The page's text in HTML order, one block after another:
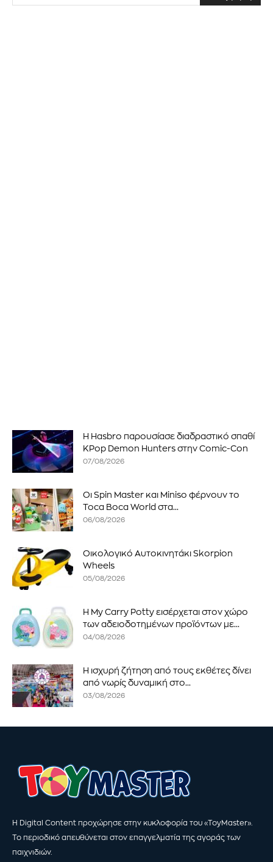
Η Hasbro παρουσίασε διαδραστικό σπαθί
KPop Demon Hunters στην Comic-Con
07/08/2026
Οι Spin Master και Miniso φέρνουν το
Toca Boca World στα...
06/08/2026
Οικολογικό Αυτοκινητάκι Skorpion
Wheels
05/08/2026
Η My Carry Potty εισέρχεται στον χώρο
των αδειοδοτημένων προϊόντων με...
04/08/2026
Η ισχυρή ζήτηση από τους εκθέτες δίνει
από νωρίς δυναμική στο...
03/08/2026
Η Digital Content προχώρησε στην κυκλοφορία του «ToyMaster».
Το περιοδικό απευθύνεται στον επαγγελματία της αγοράς των
παιχνιδιών.